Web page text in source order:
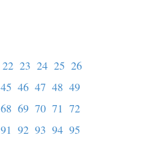
22 23 24 25 26
45 46 47 48 49
68 69 70 71 72
91 92 93 94 95